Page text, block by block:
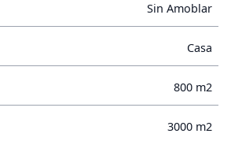
Sin Amoblar
Casa
800 m2
3000 m2